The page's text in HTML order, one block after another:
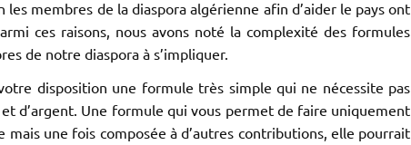
membres de la diaspora algérienne afin d’aider le pays ont
ces raisons, nous avons noté la complexité des formules
de notre diaspora à s’impliquer.
disposition une formule très simple qui ne nécessite pas
d’argent. Une formule qui vous permet de faire uniquement
une fois composée à d’autres contributions, elle pourrait